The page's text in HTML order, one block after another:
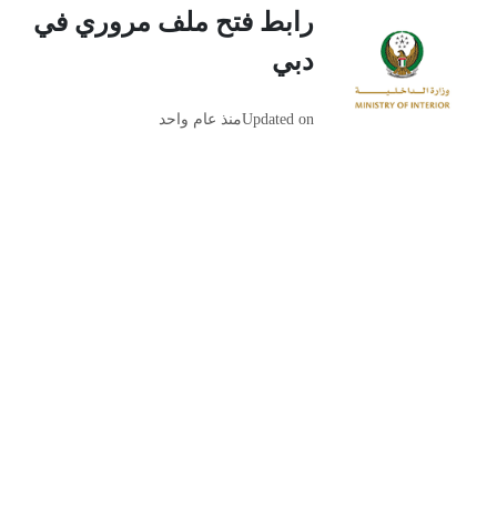
رابط فتح ملف مروري في
دبي
Updated onمنذ عام واحد